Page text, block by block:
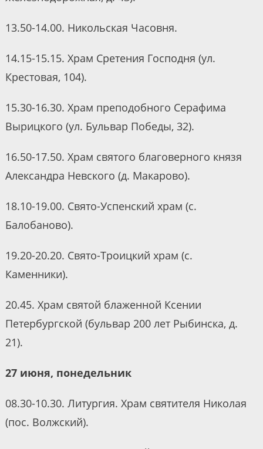
13.50-14.00. Никольская Часовня.
14.15-15.15. Храм Сретения Господня (ул.
Крестовая, 104).
15.30-16.30. Храм преподобного Серафима
Вырицкого (ул. Бульвар Победы, 32).
16.50-17.50. Храм святого благоверного князя
Александра Невского (д. Макарово).
18.10-19.00. Свято-Успенский храм (с.
Балобаново).
19.20-20.20. Свято-Троицкий храм (с.
Каменники).
20.45. Храм святой блаженной Ксении
Петербургской (бульвар 200 лет Рыбинска, д.
21).
27 июня, понедельник
08.30-10.30. Литургия. Храм святителя Николая
(пос. Волжский).